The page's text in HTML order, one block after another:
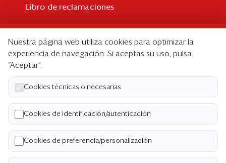
Libro de reclamaciones
Suscripción individual
Paquetes corporativos
Edición Impresa
Nosotros
Quiénes somos
Código de ética
Términos y Condiciones
Nuestra página web utiliza cookies para optimizar la
experiencia de navegación. Si aceptas su uso, pulsa
“Aceptar”.
Cookies técnicas o necesarias
Cookies de identificación/autenticación
Cookies de preferencia/personalización